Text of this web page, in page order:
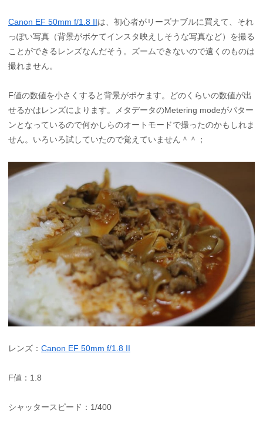
Canon EF 50mm f/1.8 IIは、初心者がリーズナブルに買えて、それ
っぽい写真（背景がボケてインスタ映えしそうな写真など）を撮る
ことができるレンズなんだそう。ズームできないので遠くのものは
撮れません。
F値の数値を小さくすると背景がボケます。どのくらいの数値が出
せるかはレンズによります。メタデータのMetering modeがパター
ンとなっているので何かしらのオートモードで撮ったのかもしれま
せん。いろいろ試していたので覚えていません＾＾；
レンズ： Canon EF 50mm f/1.8 II
F値：1.8
シャッタースピード：1/400